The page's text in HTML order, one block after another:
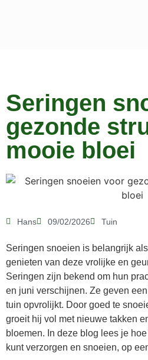
Seringen
gezonde
mooie bloei
Hans 09/02/2026 Tuin
Seringen snoeien is belangrijk
genieten van deze vrolijke en
Seringen zijn bekend om hun
en juni verschijnen. Ze geven
tuin opvrolijkt. Door goed te
groeit hij vol met nieuwe takken
bloemen. In deze blog lees je
kunt verzorgen en snoeien, op